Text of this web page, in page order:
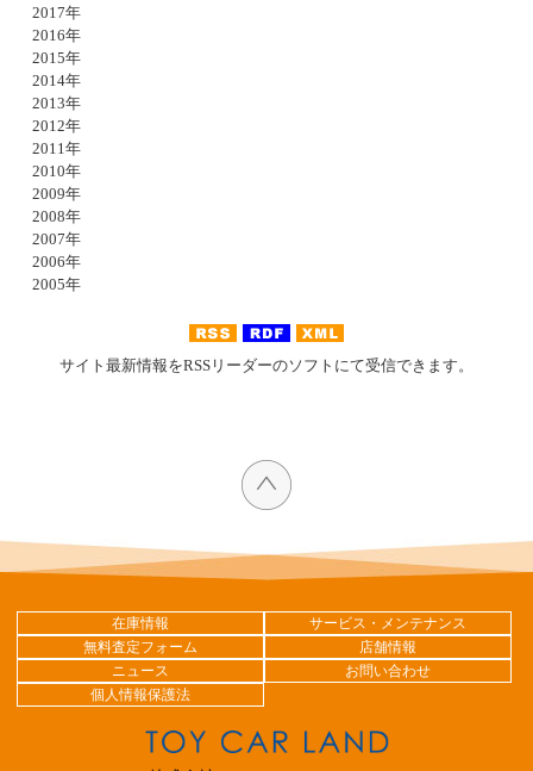
2017年
2016年
2015年
2014年
2013年
2012年
2011年
2010年
2009年
2008年
2007年
2006年
2005年
サイト最新情報をRSSリーダーのソフトにて受信できます。
在庫情報
サービス・メンテナンス
無料査定フォーム
店舗情報
ニュース
お問い合わせ
個人情報保護法